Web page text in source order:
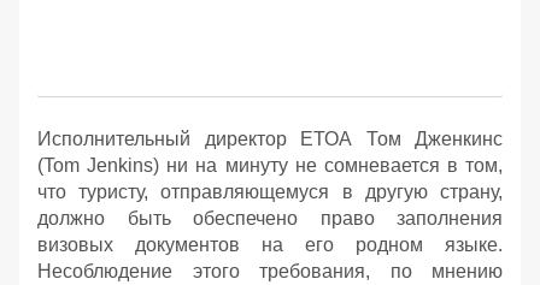
Исполнительный директор ЕТОА Том Дженкинс
(Tom Jenkins) ни на минуту не сомневается в том,
что туристу, отправляющемуся в другую страну,
должно быть обеспечено право заполнения
визовых документов на его родном языке.
Несоблюдение этого требования, по мнению